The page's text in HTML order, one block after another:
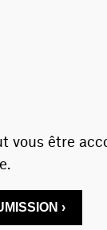
vous être
›